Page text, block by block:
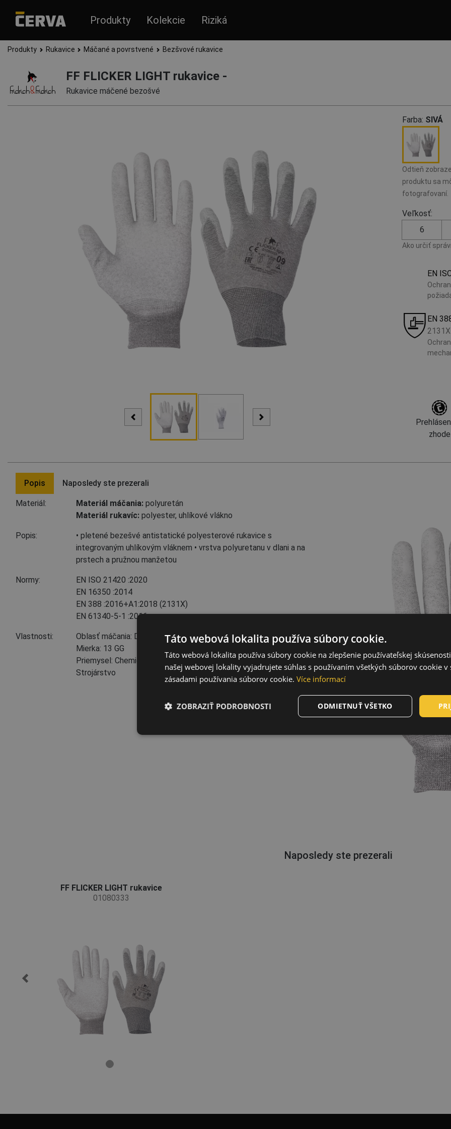
Produkty Kolekcie Riziká
Produkty Rukavice Máčané a povrstvené Bezšvové rukavice
FF FLICKER LIGHT rukavice -
Rukavice máčené bezošvé
Farba: SIVÁ
Odtieň
produktu sa
fotografovaní.
Veľkosť:
6
Ako určiť
EN
EN
2131X
zhode
Popis Naposledy ste prezerali
Materiál: Materiál máčania: polyuretán
Materiál rukavíc: polyester, uhlíkové vlákno
Popis:
• pletené bezešvé antistatické polyesterové rukavice s
integrovaným uhlíkovým vláknem • vrstva polyuretanu v dlani a na
prstech a pružnou manžetou
Normy: EN ISO 21420 :2020
EN 16350 :2014
EN 388 :2016+A1:2018 (2131X)
EN 61340-5-1 :2016
Vlastnosti:
Oblasť máčania: Dlaň, Prsty
Mierka: 13 GG
Priemysel: Chemický priemysel, Automobilový priemysel,
Strojárstvo
Naposledy ste prezerali
FF FLICKER LIGHT rukavice
01080333
Táto webová lokalita používa súbory cookie.
Táto webová lokalita používa súbory cookie na zlepšenie používateľskej
našej webovej lokality vyjadrujete súhlas s používaním všetkých súborov cookie v
zásadami používania súborov cookie. Více informací
ODMIETNUŤ VŠETKO
ZOBRAZIŤ PODROBNOSTI